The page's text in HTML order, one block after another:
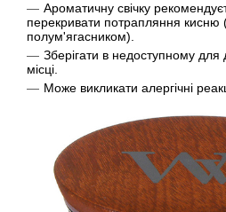
Ароматичну свічку
перекривати потрапляння
полум'ягасником).
Зберігати в недоступному для
місці.
Може викликати алергічні